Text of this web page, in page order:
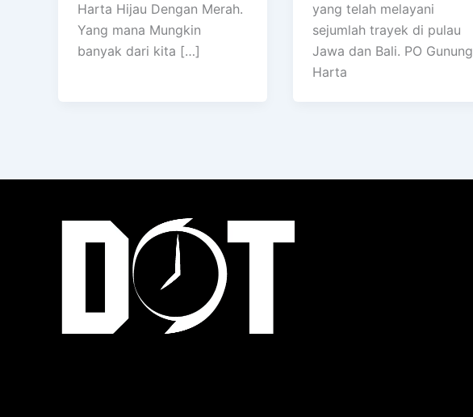
Harta Hijau Dengan Merah.
Yang mana Mungkin
banyak dari kita […]
yang telah melayani
sejumlah trayek di pulau
Jawa dan Bali. PO Gunung
Harta